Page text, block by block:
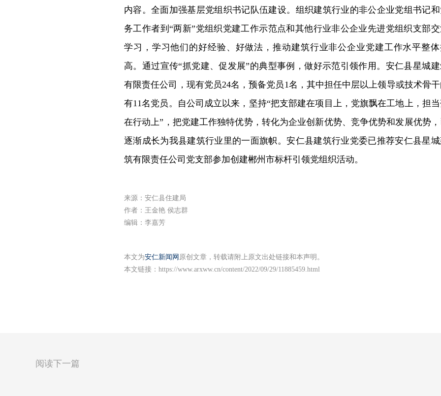
内容。全面加强基层党组织书记队伍建设。组织建筑行业的非公企业党组书记
务工作者到“两新”党组织党建工作示范点和其他行业非公企业先进党组织支部
学习，学习他们的好经验、好做法，推动建筑行业非公企业党建工作水平整
高。通过宣传“抓党建、促发展”的典型事例，做好示范引领作用。安仁县星城
有限责任公司，现有党员24名，预备党员1名，其中担任中层以上领导或技术骨
有11名党员。自公司成立以来，坚持“把支部建在项目上，党旗飘在工地上，担
在行动上”，把党建工作独特优势，转化为企业创新优势、竞争优势和发展优势
逐渐成长为我县建筑行业里的一面旗帜。安仁县建筑行业党委已推荐安仁县星
筑有限责任公司党支部参加创建郴州市标杆引领党组织活动。
来源：安仁县住建局
作者：王金艳 侯志群
编辑：李嘉芳
本文为安仁新闻网 原创文章，转载请附上原文出处链接和本声明。
本文链接： https://www.arxww.cn/content/2022/09/29/11885459.html
阅读下一篇